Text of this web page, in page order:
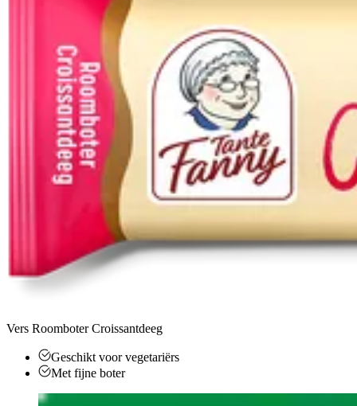
Vers Roomboter Croissantdeeg
Geschikt voor vegetariërs
Met fijne boter